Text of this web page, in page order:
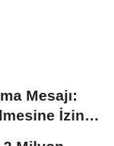
Mesajı:
İzin